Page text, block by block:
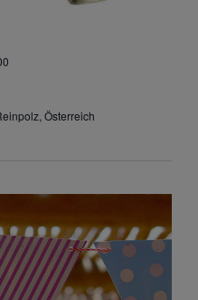
Österreich